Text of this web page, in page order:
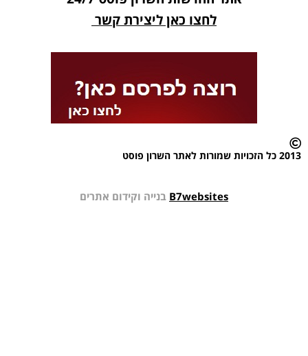
לחצו כאן ליצירת קשר
2013 כל הזכויות שמורות לאתר השרון פוסט
B7websites